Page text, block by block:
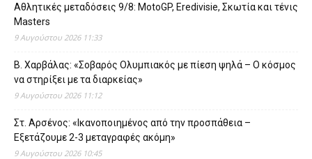
Αθλητικές μεταδόσεις 9/8: MotoGP, Eredivisie, Σκωτία και τένις
Masters
9 Αυγούστου 2026 11:33
Β. Χαρβάλας: «Σοβαρός Ολυμπιακός με πίεση ψηλά – Ο κόσμος
να στηρίξει με τα διαρκείας»
9 Αυγούστου 2026 11:12
Στ. Αρσένος: «Ικανοποιημένος από την προσπάθεια –
Εξετάζουμε 2-3 μεταγραφές ακόμη»
9 Αυγούστου 2026 10:45